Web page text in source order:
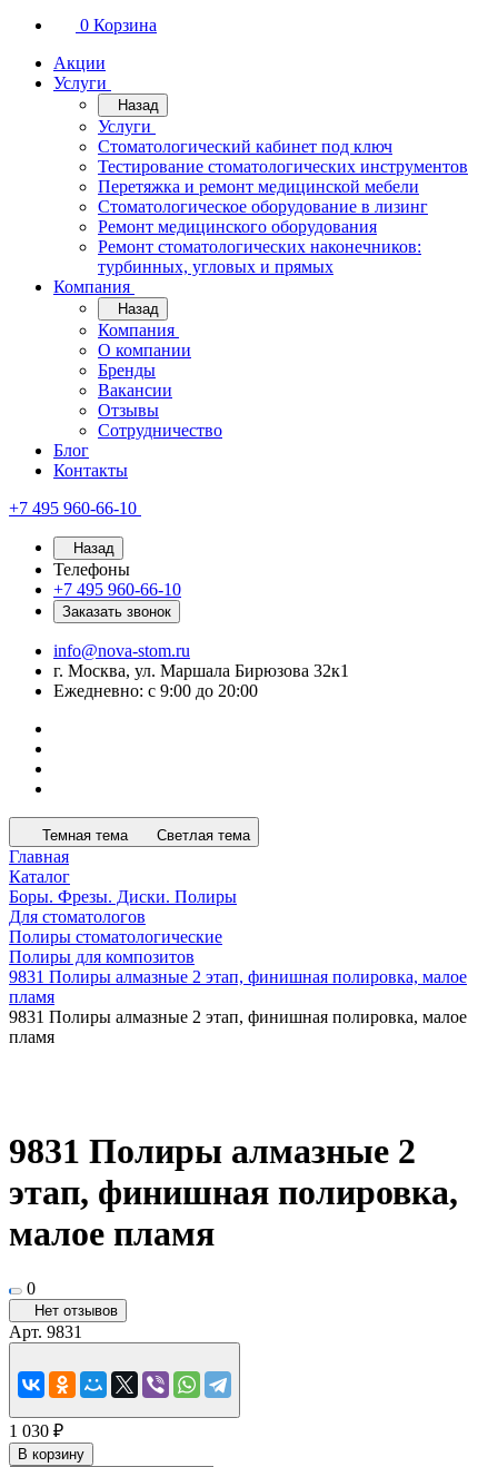
0 Корзина
Акции
Услуги
Назад
Услуги
Стоматологический кабинет под ключ
Тестирование стоматологических инструментов
Перетяжка и ремонт медицинской мебели
Стоматологическое оборудование в лизинг
Ремонт медицинского оборудования
Ремонт стоматологических наконечников:
турбинных, угловых и прямых
Компания
Назад
Компания
О компании
Бренды
Вакансии
Отзывы
Сотрудничество
Блог
Контакты
+7 495 960-66-10
Назад
Телефоны
+7 495 960-66-10
Заказать звонок
info@nova-stom.ru
г. Москва, ул. Маршала Бирюзова 32к1
Ежедневно: с 9:00 до 20:00
Темная тема Светлая тема
Главная
Каталог
Боры. Фрезы. Диски. Полиры
Для стоматологов
Полиры стоматологические
Полиры для композитов
9831 Полиры алмазные 2 этап, финишная полировка, малое
пламя
9831 Полиры алмазные 2 этап, финишная полировка, малое
пламя
9831 Полиры алмазные 2
этап, финишная полировка,
малое пламя
0
Нет отзывов
Арт. 9831
1 030 ₽
В корзину